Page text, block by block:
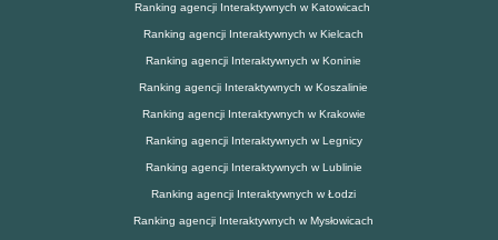
Ranking agencji Interaktywnych w Katowicach
Ranking agencji Interaktywnych w Kielcach
Ranking agencji Interaktywnych w Koninie
Ranking agencji Interaktywnych w Koszalinie
Ranking agencji Interaktywnych w Krakowie
Ranking agencji Interaktywnych w Legnicy
Ranking agencji Interaktywnych w Lublinie
Ranking agencji Interaktywnych w Łodzi
Ranking agencji Interaktywnych w Mysłowicach